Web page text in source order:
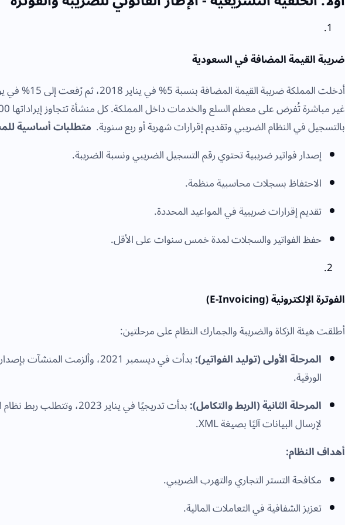
ضريبة القيمة المضافة في السعودية
بالتسجيل في النظام الضريبي وتقديم إقرارات شهرية أو ربع سنوية. متطلبات أساسية
إصدار فواتير ضريبية تحتوي رقم التسجيل الضريبي ونسبة الضريبة.
الاحتفاظ بسجلات محاسبية منظمة.
تقديم إقرارات ضريبية في المواعيد المحددة.
حفظ الفواتير والسجلات لمدة خمس سنوات على الأقل.
الفوترة الإلكترونية (E-Invoicing)
أطلقت هيئة الزكاة والضريبة والجمارك النظام على مرحلتين:
المرحلة الأولى (توليد الفواتير):
بدأت في ديسمبر 2021، وألزمت
الورقية.
المرحلة الثانية (الربط والتكامل):
بدأت تدريجيًا في يناير 2023،
لإرسال البيانات آليًا بصيغة XML.
أهداف النظام:
مكافحة التستر التجاري والتهرب الضريبي.
تعزيز الشفافية في التعاملات المالية.